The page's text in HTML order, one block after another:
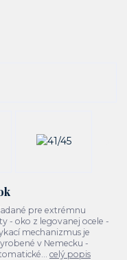
pre extrémnu
- oko z legovanej ocele -
mechanizmus je
v Nemecku -
celý popis